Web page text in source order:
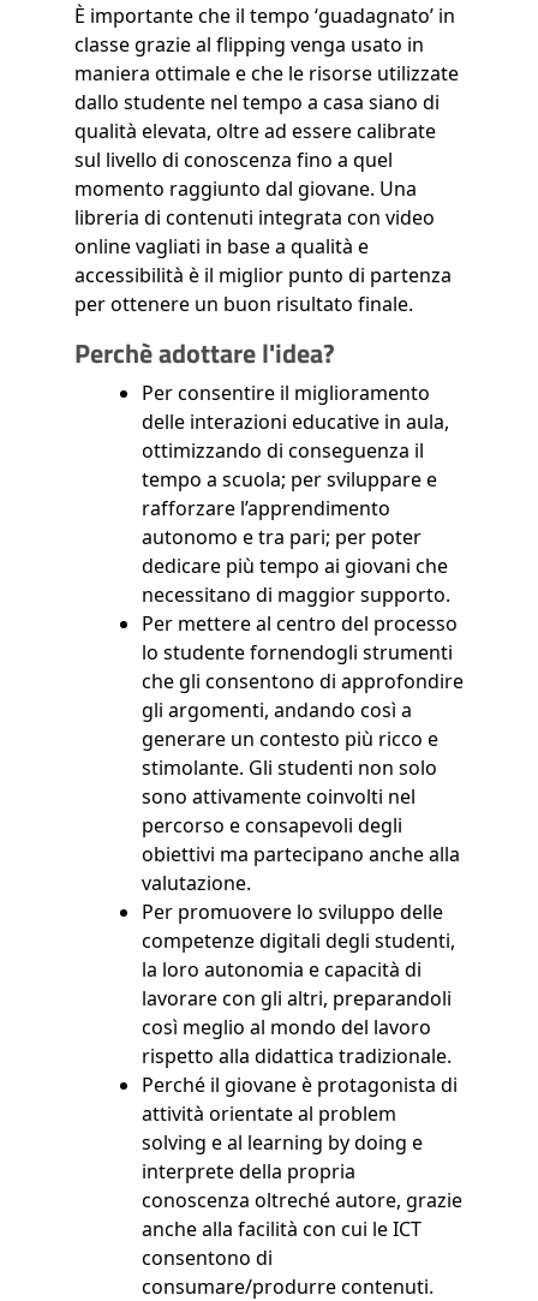
È importante che il tempo ‘guadagnato’ in
classe grazie al flipping venga usato in
maniera ottimale e che le risorse utilizzate
dallo studente nel tempo a casa siano di
qualità elevata, oltre ad essere calibrate
sul livello di conoscenza fino a quel
momento raggiunto dal giovane. Una
libreria di contenuti integrata con video
online vagliati in base a qualità e
accessibilità è il miglior punto di partenza
per ottenere un buon risultato finale.
Perchè adottare l'idea?
Per consentire il miglioramento
delle interazioni educative in aula,
ottimizzando di conseguenza il
tempo a scuola; per sviluppare e
rafforzare l’apprendimento
autonomo e tra pari; per poter
dedicare più tempo ai giovani che
necessitano di maggior supporto.
Per mettere al centro del processo
lo studente fornendogli strumenti
che gli consentono di approfondire
gli argomenti, andando così a
generare un contesto più ricco e
stimolante. Gli studenti non solo
sono attivamente coinvolti nel
percorso e consapevoli degli
obiettivi ma partecipano anche alla
valutazione.
Per promuovere lo sviluppo delle
competenze digitali degli studenti,
la loro autonomia e capacità di
lavorare con gli altri, preparandoli
così meglio al mondo del lavoro
rispetto alla didattica tradizionale.
Perché il giovane è protagonista di
attività orientate al problem
solving e al learning by doing e
interprete della propria
conoscenza oltreché autore, grazie
anche alla facilità con cui le ICT
consentono di
consumare/produrre contenuti.